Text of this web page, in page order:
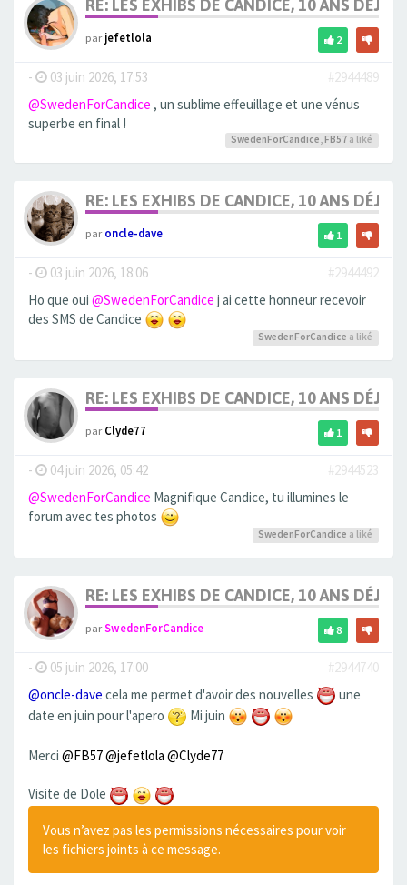
RE: LES EXHIBS DE CANDICE, 10 ANS DÉJÀ,
parjefetlola 2
- 03 juin 2026, 17:53
#2944489
@SwedenForCandice , un sublime effeuillage et une vénus
superbe en final !
SwedenForCandice, FB57 a liké
RE: LES EXHIBS DE CANDICE, 10 ANS DÉJÀ,
paroncle-dave 1
- 03 juin 2026, 18:06
#2944492
Ho que oui @SwedenForCandice j ai cette honneur recevoir
des SMS de Candice
SwedenForCandice a liké
RE: LES EXHIBS DE CANDICE, 10 ANS DÉJÀ,
parClyde77 1
- 04 juin 2026, 05:42
#2944523
@SwedenForCandice Magnifique Candice, tu illumines le
forum avec tes photos
SwedenForCandice a liké
RE: LES EXHIBS DE CANDICE, 10 ANS DÉJÀ,
parSwedenForCandice 8
- 05 juin 2026, 17:00
#2944740
@oncle-dave cela me permet d'avoir des nouvelles
une
date en juin pour l'apero
Mi juin
Merci @FB57@jefetlola @Clyde77
Visite de Dole
Vous n’avez pas les permissions nécessaires pour voir
les fichiers joints à ce message.